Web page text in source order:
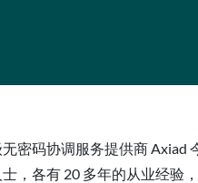
密码协调服务提供商 Axiad
，各有 20 多年的从业经验